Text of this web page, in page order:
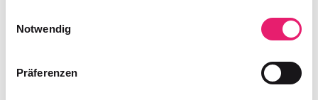
Notwendig
Präferenzen